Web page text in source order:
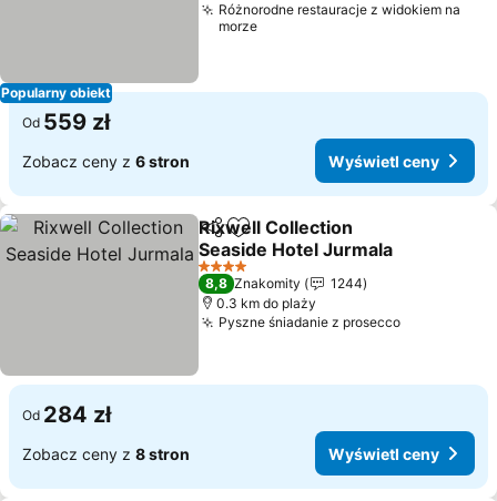
Popularny obiekt
Różnorodne restauracje z widokiem na
morze
Od 559 zł
Zobacz ceny z 6 stron Wyświetl ceny
Udostępnij
Dodaj do ulubionych
Rixwell Collection
Seaside Hotel Jurmala
Wyświetl ceny
4 Kategoria
8,8 Znakomity
1244
0.3 km do plaży
Pyszne śniadanie z proseccoWyświetl
Od 284 zł
Zobacz ceny z 8 stron Wyświetl ceny